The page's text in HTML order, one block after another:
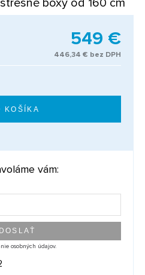
boxy od 160 cm
549 €
446,34 € bez DPH
vám:
osobných údajov.